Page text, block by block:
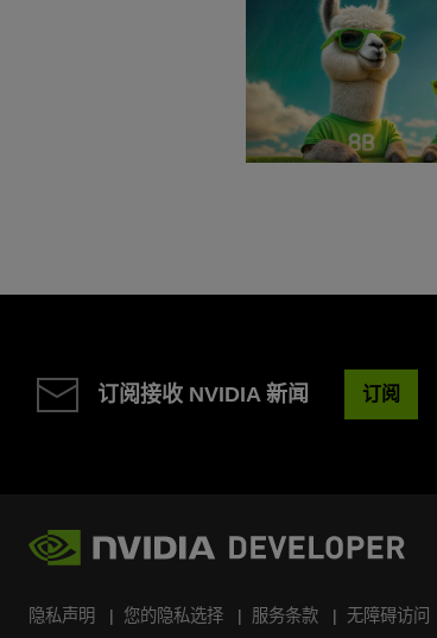
订阅接收 NVIDIA 新闻 订阅
隐私声明 您的隐私选择 服务条款 无障碍访问